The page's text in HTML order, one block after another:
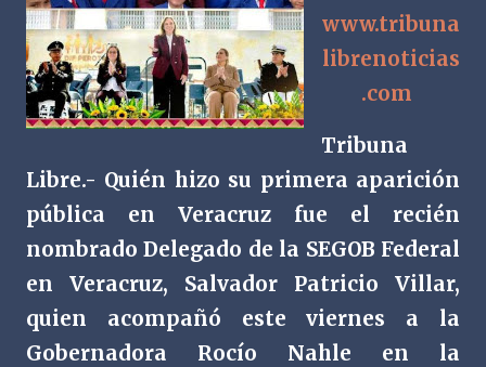
www.tribuna
librenoticias
.com
Tribuna
Libre.- Quién hizo su primera aparición
pública en Veracruz fue el recién
nombrado Delegado de la SEGOB Federal
en Veracruz, Salvador Patricio Villar,
quien acompañó este viernes a la
Gobernadora Rocío Nahle en la